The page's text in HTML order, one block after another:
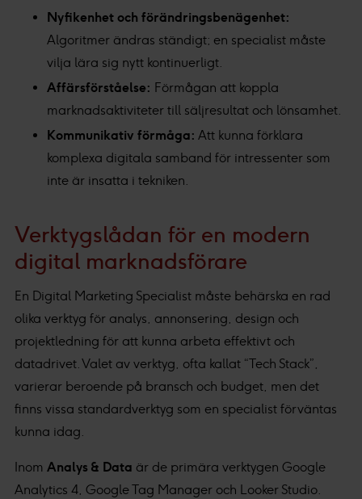
Nyfikenhet och förändringsbenägenhet:
Algoritmer ändras ständigt; en specialist måste
vilja lära sig nytt kontinuerligt.
Affärsförståelse: Förmågan att koppla
marknadsaktiviteter till säljresultat och lönsamhet.
Kommunikativ förmåga: Att kunna förklara
komplexa digitala samband för intressenter som
inte är insatta i tekniken.
Verktygslådan för en modern
digital marknadsförare
En Digital Marketing Specialist måste behärska en rad
olika verktyg för analys, annonsering, design och
projektledning för att kunna arbeta effektivt och
datadrivet. Valet av verktyg, ofta kallat “Tech Stack”,
varierar beroende på bransch och budget, men det
finns vissa standardverktyg som en specialist förväntas
kunna idag.
Inom Analys & Data är de primära verktygen Google
Analytics 4, Google Tag Manager och Looker Studio.